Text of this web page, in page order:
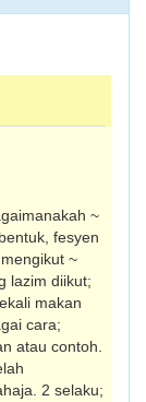
~
fesyen
~
lazim diikut;
makan
cara;
atau contoh.
2 selaku;